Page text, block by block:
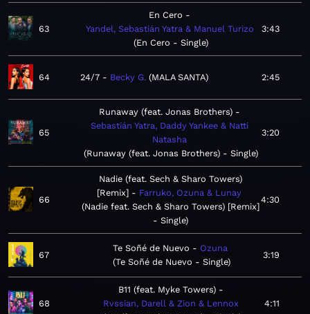
63
En Cero
Yandel, Sebastián Yatra & Manuel Turizo
En Cero - Single
3:43
64 24/7 Becky G. MALA SANTA 2:45
65
Runaway (feat. Jonas Brothers)
Sebastián Yatra, Daddy Yankee & Natti
Natasha
Runaway (feat. Jonas Brothers) - Single
3:20
66
Nadie (feat. Sech & Sharo Towers)
[Remix]
Farruko, Ozuna & Lunay
Nadie feat. Sech & Sharo Towers) [Remix]
- Single
4:30
67
Te Soñé de Nuevo
Ozuna
Te Soñé de Nuevo - Single
3:19
68
B11 (feat. Myke Towers)
Rvssian, Darell & Zion & Lennox
4:11